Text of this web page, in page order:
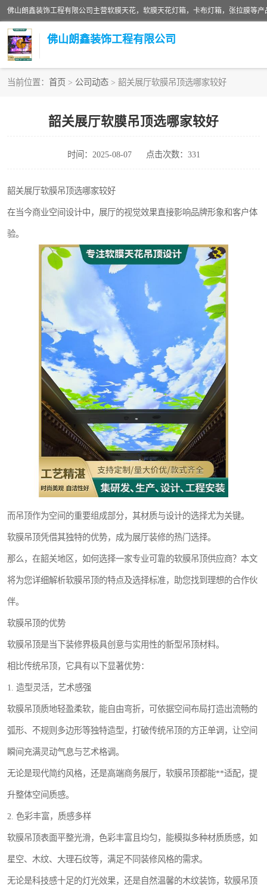
佛山朗鑫装饰工程有限公司
当前位置： 首页 > 公司动态 > 韶关展厅软膜吊顶选哪家较好
韶关展厅软膜吊顶选哪家较好
时间：2025-08-07 点击次数：331
韶关展厅软膜吊顶选哪家较好
在当今商业空间设计中，展厅的视觉效果直接影响品牌形象和客户体
验。
而吊顶作为空间的重要组成部分，其材质与设计的选择尤为关键。
软膜吊顶凭借其独特的优势，成为展厅装修的热门选择。
那么，在韶关地区，如何选择一家专业可靠的软膜吊顶供应商？本文
将为您详细解析软膜吊顶的特点及选择标准，助您找到理想的合作伙
伴。
软膜吊顶的优势
软膜吊顶是当下装修界极具创意与实用性的新型吊顶材料。
相比传统吊顶，它具有以下显著优势：
1. 造型灵活，艺术感强
软膜吊顶质地轻盈柔软，能自由弯折，可依据空间布局打造出流畅的
弧形、不规则多边形等独特造型，打破传统吊顶的方正单调，让空间
瞬间充满灵动气息与艺术格调。
无论是现代简约风格，还是高端商务展厅，软膜吊顶都能**适配，提
升整体空间质感。
2. 色彩丰富，质感多样
软膜吊顶表面平整光滑，色彩丰富且均匀，能模拟多种材质质感，如
星空、木纹、大理石纹等，满足不同装修风格的需求。
无论是科技感十足的灯光效果，还是自然温馨的木纹装饰，软膜吊顶